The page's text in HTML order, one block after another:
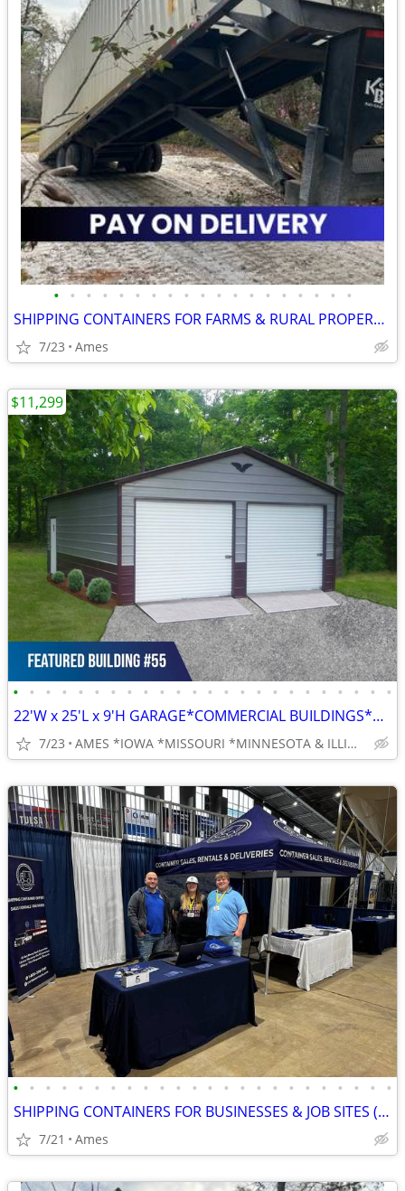
• • • • • • • • • • • • • • • • • • •
SHIPPING CONTAINERS FOR FARMS & RURAL PROPERTIES (385) 446-6148
7/23 Ames
• • • • • • • • • • • • • • • • • • • • • • • •
22'W x 25'L x 9'H GARAGE*COMMERCIAL BUILDINGS*BARNS*RV COVERS
7/23 AMES *IOWA *MISSOURI *MINNESOTA & ILLINOIS & BEYOND
$11,299
• • • • • • • • • • • • • • • • • • • • • • • •
SHIPPING CONTAINERS FOR BUSINESSES & JOB SITES (385) 446-6148
7/21 Ames